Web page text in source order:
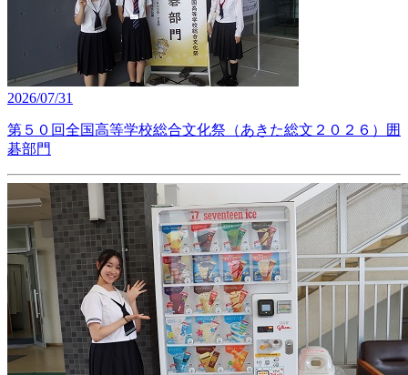
2026/07/31
第５０回全国高等学校総合文化祭（あきた総文２０２６）囲
碁部門